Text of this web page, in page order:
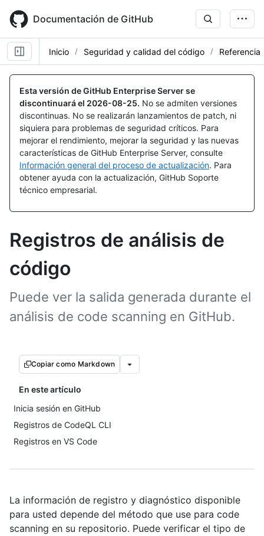
main
content
Documentación de GitHub
Inicio Seguridad y calidad del código Referencia
Esta versión de GitHub Enterprise Server se
discontinuará el 2026-08-25. No se admiten versiones
discontinuas. No se realizarán lanzamientos de patch, ni
siquiera para problemas de seguridad críticos. Para
mejorar el rendimiento, mejorar la seguridad y las nuevas
características de GitHub Enterprise Server, consulte
Información general del proceso de actualización. Para
obtener ayuda con la actualización, GitHub Soporte
técnico empresarial.
Registros de análisis de
código
Puede ver la salida generada durante el
análisis de code scanning en GitHub.
Copiar como Markdown
En este artículo
Inicia sesión en GitHub
Registros de CodeQL CLI
Registros en VS Code
La información de registro y diagnóstico disponible
para usted depende del método que use para code
scanning en su repositorio. Puede verificar el tipo de